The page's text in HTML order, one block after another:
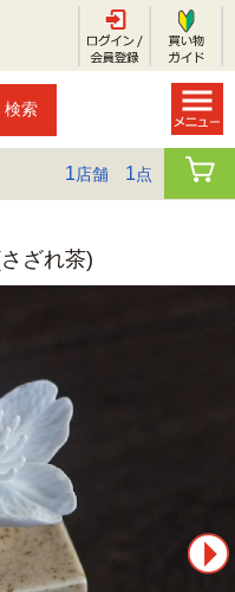
1店舗 1点
ざれ茶)